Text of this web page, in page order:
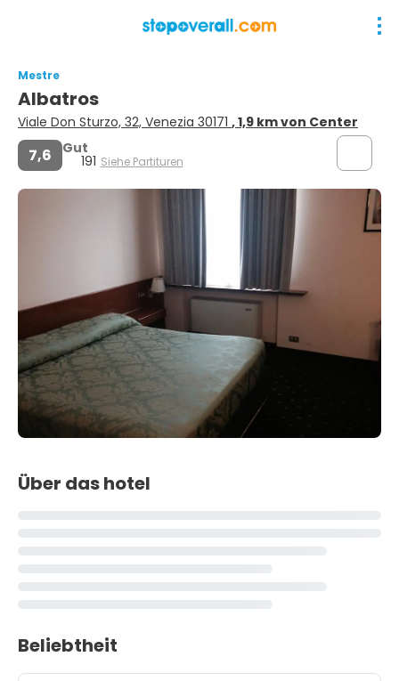
Mestre
Albatros
Viale Don Sturzo, 32, Venezia 30171 , 1,9 km von Center
7,6 Gut
191 Siehe Partituren
Über das hotel
Beliebtheit